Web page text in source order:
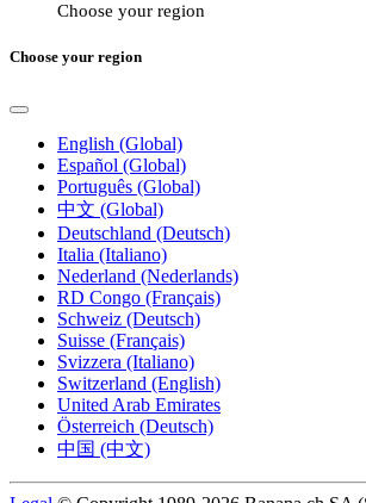
Choose your region
Choose your region
English (Global)
Español (Global)
Português (Global)
中文 (Global)
Deutschland (Deutsch)
Italia (Italiano)
Nederland (Nederlands)
RD Congo (Français)
Schweiz (Deutsch)
Suisse (Français)
Svizzera (Italiano)
Switzerland (English)
United Arab Emirates
Österreich (Deutsch)
中国 (中文)